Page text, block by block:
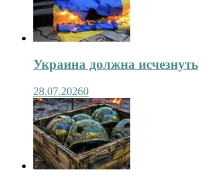
Украина должна исчезнуть
28.07.20260